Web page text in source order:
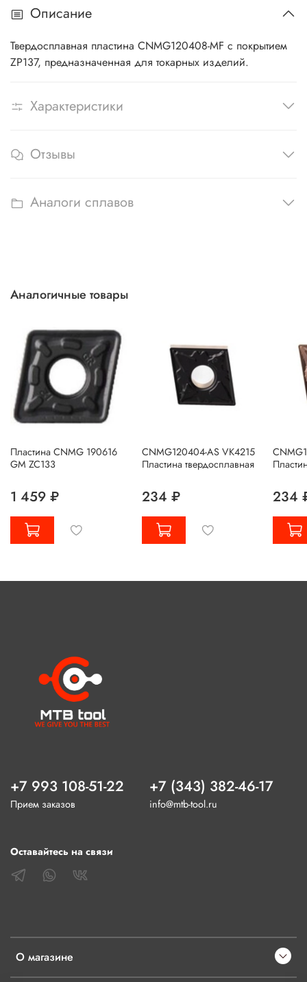
Описание
Твердосплавная пластина CNMG120408-MF с покрытием
ZP137, предназначенная для токарных изделий.
Характеристики
Отзывы
Аналоги сплавов
Аналогичные товары
Пластина CNMG 190616
GM ZC133
1 459 ₽
CNMG120404-AS VK4215
Пластина твердосплавная
234 ₽ 234
О магазине
+7 993 108-51-22
Прием заказов
+7 (343) 382-46-17
info@mtb-tool.ru
Оставайтесь на связи